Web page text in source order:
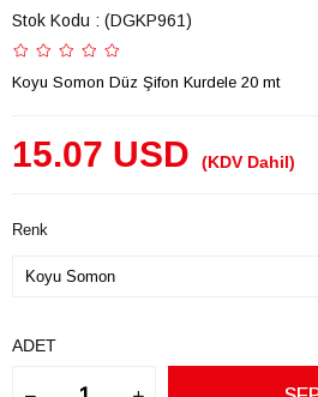
Stok Kodu (DGKP961)
Koyu Somon Düz Şifon Kurdele 20 mt
15.07 USD (KDV Dahil)
Renk
ADET